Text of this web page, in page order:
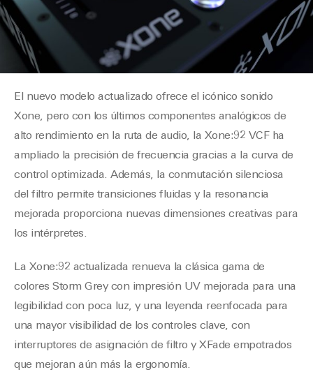
El nuevo modelo actualizado ofrece el icónico sonido
Xone, pero con los últimos componentes analógicos de
alto rendimiento en la ruta de audio, la Xone:92 VCF ha
ampliado la precisión de frecuencia gracias a la curva de
control optimizada. Además, la conmutación silenciosa
del filtro permite transiciones fluidas y la resonancia
mejorada proporciona nuevas dimensiones creativas para
los intérpretes.
La Xone:92 actualizada renueva la clásica gama de
colores Storm Grey con impresión UV mejorada para una
legibilidad con poca luz, y una leyenda reenfocada para
una mayor visibilidad de los controles clave, con
interruptores de asignación de filtro y XFade empotrados
que mejoran aún más la ergonomía.